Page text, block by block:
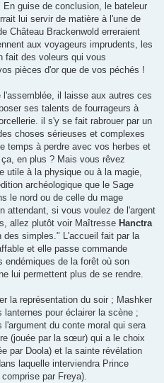
guise de conclusion, le bateleur
lui servir de matière à l'une de
Château Brackenwold erreraient
aux voyageurs imprudents, les
fait des voleurs qui vous
pièces d'or que de vos péchés !
il laisse aux autres ces
ses talents de fourrageurs à
il s'y se fait rabrouer par un
choses sérieuses et complexes
temps à perdre avec vos herbes et
en plus ? Mais vous rêvez
utile à la physique ou à la magie,
archéologique que le Sage
le nord ou de celle du mage
attendant, si vous voulez de l'argent
allez plutôt voir Maîtresse Hanctra
des simples." L'accueil fait par la
et elle passe commande
endémiques de la forêt où son
lui permettent plus de se rendre.
la représentation du soir ; Mashker
pour éclairer la scène ;
du conte moral qui sera
(jouée par la sœur) qui a le choix
par Doola) et la sainte révélation
laquelle interviendra Prince
par Freya).